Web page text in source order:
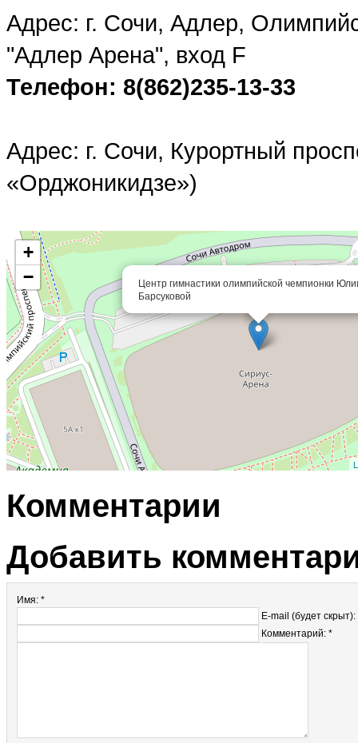
Адрес: г. Сочи, Адлер,
"Адлер Арена", вход F
Телефон: 8(862)235-13-33
Адрес: г. Сочи, Курортный
«Орджоникидзе»)
Центр гимнастики олимпийской чемпионки
Барсуковой
+
−
Комментарии
Добавить
Имя: *
E-mail (будет скрыт):
Комментарий: *